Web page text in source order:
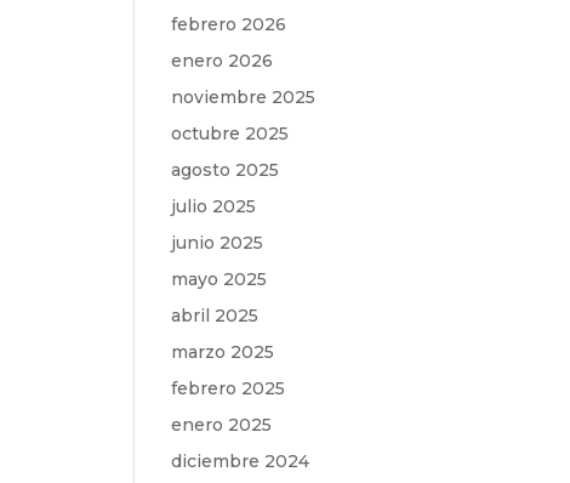
febrero 2026
enero 2026
noviembre 2025
octubre 2025
agosto 2025
julio 2025
junio 2025
mayo 2025
abril 2025
marzo 2025
febrero 2025
enero 2025
diciembre 2024